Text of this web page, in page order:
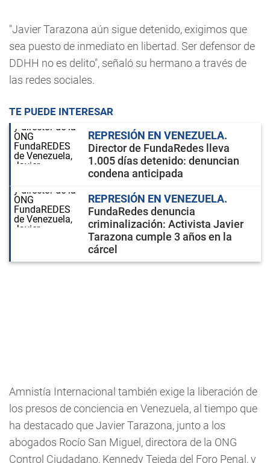
"Javier Tarazona aún sigue detenido, exigimos que
sea puesto de inmediato en libertad. Ser defensor de
DDHH no es delito", señaló su hermano a través de
las redes sociales.
TE PUEDE INTERESAR
REPRESIÓN EN VENEZUELA
Director de FundaRedes lleva
1.005 días detenido: denuncian
condena anticipada
REPRESIÓN EN VENEZUELA
FundaRedes denuncia
criminalización: Activista Javier
Tarazona cumple 3 años en la
cárcel
Amnistía Internacional también exige la liberación de
los presos de conciencia en Venezuela, al tiempo que
ha destacado que Javier Tarazona, junto a los
abogados Rocío San Miguel, directora de la ONG
Control Ciudadano, Kennedy Tejeda del Foro Penal, y